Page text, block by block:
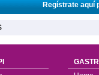
Regístrate aquí